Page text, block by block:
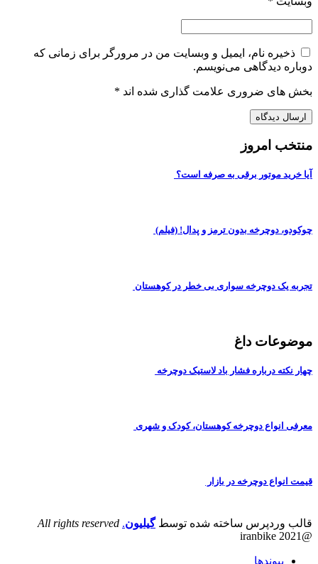
ذخیره نام، ایمیل و وبسایت من در مرورگر برای زمانی که
دوباره دیدگاهی می‌نویسم.
بخش های ضروری علامت گذاری شده اند *
منتخب امروز
آیا خرید موتور برقی به صرفه است؟
چوکودو، دوچرخه بدون ترمز و پدال! (فیلم)
تجربه یک دوچرخه سواری بی خطر در کوهستان
موضوعات داغ
چهار نکته درباره فشار باد لاستیک دوچرخه
معرفی انواع دوچرخه کوهستان، کودک و شهری
قیمت انواع دوچرخه در بازار
قالب وردپرس ساخته شده توسطگیلیون.
All rights reserved
@iranbike 2021
پیوندها